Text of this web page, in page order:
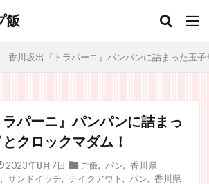
飯
香川坂出『トラパーニ』パンパンに詰まった玉
パーニ』パンパンに詰まっ
クロックマダム！
2023年8月7日 ご飯 パン
香川県
サンドイッチ テイクアウト パン 香川県